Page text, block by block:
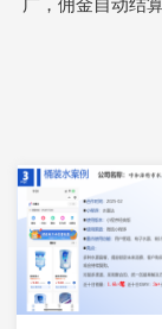
广，佣金自动结算